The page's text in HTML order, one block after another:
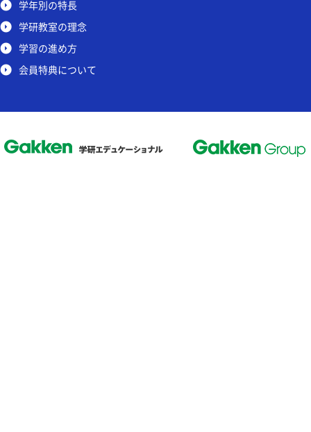
学年別の特長
学研教室の理念
学習の進め方
会員特典について